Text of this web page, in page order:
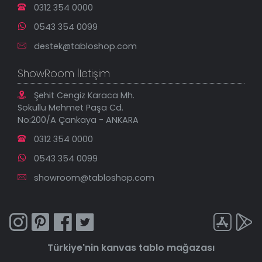
0312 354 0000
0543 354 0099
destek@tabloshop.com
ShowRoom İletişim
Şehit Cengiz Karaca Mh.
Sokullu Mehmet Paşa Cd.
No:200/A Çankaya - ANKARA
0312 354 0000
0543 354 0099
showroom@tabloshop.com
Türkiye'nin kanvas tablo mağazası